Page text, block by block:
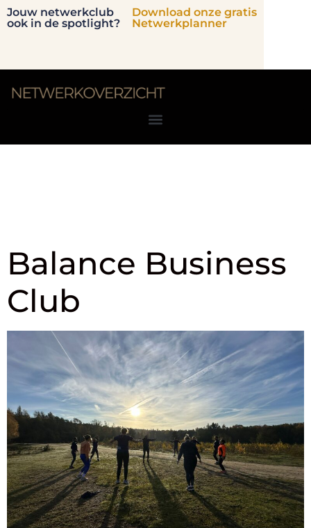
Jouw netwerkclub
ook in de spotlight?
Download onze gratis
Netwerkplanner
Balance Business
Club